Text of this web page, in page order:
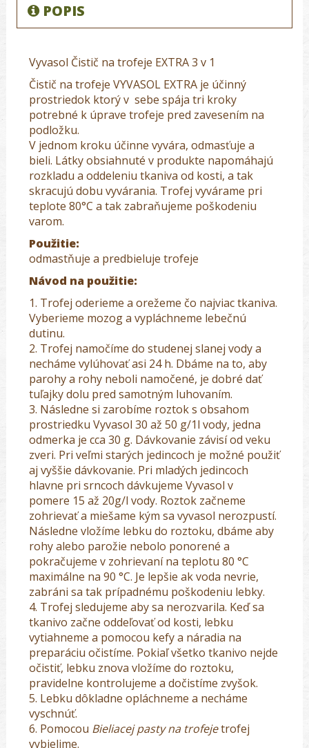
POPIS
Vyvasol Čistič na trofeje EXTRA 3 v 1
Čistič na trofeje VYVASOL EXTRA je účinný
prostriedok ktorý v sebe spája tri kroky
potrebné k úprave trofeje pred zavesením na
podložku.
V jednom kroku účinne vyvára, odmasťuje a
bieli. Látky obsiahnuté v produkte napomáhajú
rozkladu a oddeleniu tkaniva od kosti, a tak
skracujú dobu vyvárania. Trofej vyvárame pri
teplote 80°C a tak zabraňujeme poškodeniu
varom.
Použitie:
odmastňuje a predbieluje trofeje
Návod na použitie:
1. Trofej oderieme a orežeme čo najviac tkaniva.
Vyberieme mozog a vypláchneme lebečnú
dutinu.
2. Trofej namočíme do studenej slanej vody a
necháme vylúhovať asi 24 h. Dbáme na to, aby
parohy a rohy neboli namočené, je dobré dať
tuľajky dolu pred samotným luhovaním.
3. Následne si zarobíme roztok s obsahom
prostriedku Vyvasol 30 až 50 g/1l vody, jedna
odmerka je cca 30 g. Dávkovanie závisí od veku
zveri. Pri veľmi starých jedincoch je možné použiť
aj vyššie dávkovanie. Pri mladých jedincoch
hlavne pri srncoch dávkujeme Vyvasol v
pomere 15 až 20g/l vody. Roztok začneme
zohrievať a miešame kým sa vyvasol nerozpustí.
Následne vložíme lebku do roztoku, dbáme aby
rohy alebo parožie nebolo ponorené a
pokračujeme v zohrievaní na teplotu 80 °C
maximálne na 90 °C. Je lepšie ak voda nevrie,
zabráni sa tak prípadnému poškodeniu lebky.
4. Trofej sledujeme aby sa nerozvarila. Keď sa
tkanivo začne oddeľovať od kosti, lebku
vytiahneme a pomocou kefy a náradia na
preparáciu očistíme. Pokiaľ všetko tkanivo nejde
očistiť, lebku znova vložíme do roztoku,
pravidelne kontrolujeme a dočistíme zvyšok.
5. Lebku dôkladne opláchneme a necháme
vyschnúť.
6. Pomocou Bieliacej pasty na trofejetrofej
vybielime.